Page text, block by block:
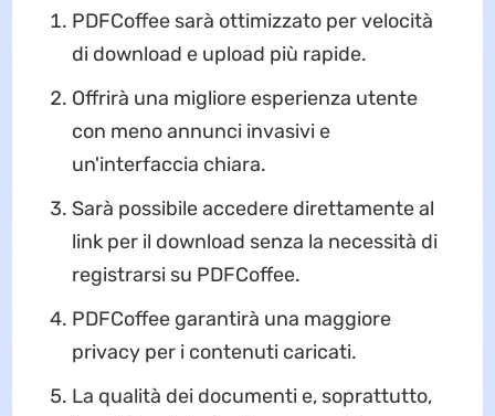
PDFCoffee sarà ottimizzato per velocità
di download e upload più rapide.
Offrirà una migliore esperienza utente
con meno annunci invasivi e
un'interfaccia chiara.
Sarà possibile accedere direttamente al
link per il download senza la necessità di
registrarsi su PDFCoffee.
PDFCoffee garantirà una maggiore
privacy per i contenuti caricati.
La qualità dei documenti e, soprattutto,